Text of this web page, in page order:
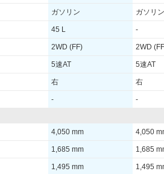
ガソリン ガソリン
45 L -
2WD (FF) 2WD
5速AT 5速AT
右 右
- -
4,050 mm 4,050
1,685 mm 1,685
1,495 mm 1,495